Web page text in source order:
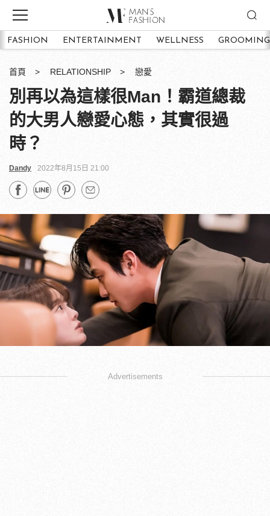
FASHION ENTERTAINMENT WELLNESS GROOMING
首頁 RELATIONSHIP 戀愛
別再以為這樣很Man！霸道總裁
的大男人戀愛心態，其實很過
時？
Dandy 2022年8月15日 21:00
Advertisements